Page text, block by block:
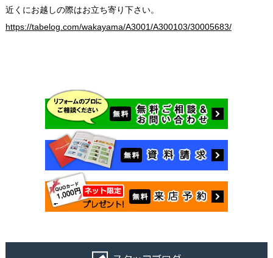
近くにお越しの際はお立ち寄り下さい。
https://tabelog.com/wakayama/A3001/A300103/30005683/